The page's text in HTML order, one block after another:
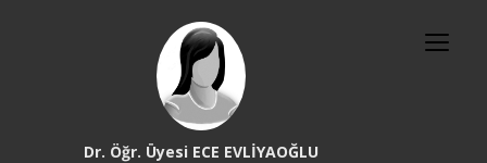
Dr. Öğr. Üyesi ECE EVLİYAOĞLU